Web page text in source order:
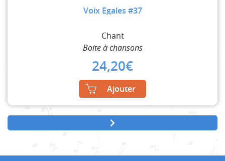
Voix Egales #37
Chant
Boite à chansons
24,20€
Ajouter